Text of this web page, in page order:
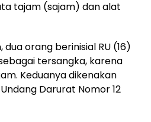
tajam (sajam) dan alat
orang berinisial RU (16)
tersangka, karena
Keduanya dikenakan
Darurat Nomor 12